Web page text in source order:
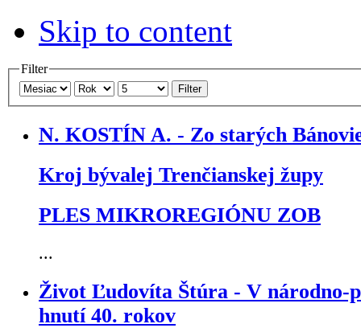
Skip to content
Filter
Filter
N. KOSTÍN A. - Zo starých
Kroj bývalej Trenčianskej župy
PLES MIKROREGIÓNU ZOB
...
Život Ľudovíta Štúra - V národno-
hnutí 40. rokov